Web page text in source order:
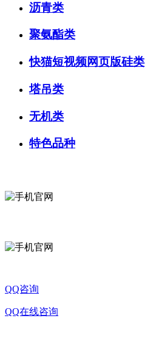
沥青类
聚氨酯类
快猫短视频网页版硅类
塔吊类
无机类
特色品种
QQ咨询
QQ在线咨询